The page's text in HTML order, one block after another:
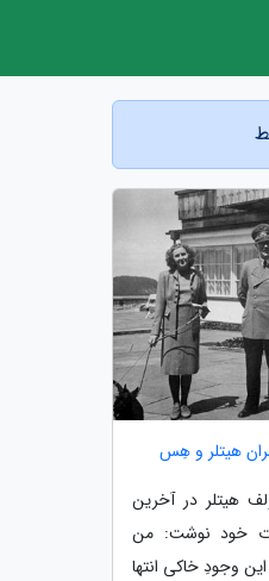
هیتلر و هِس
هیتلر در آخرین
خود نوشت: من
وجودِ خاکی انتها